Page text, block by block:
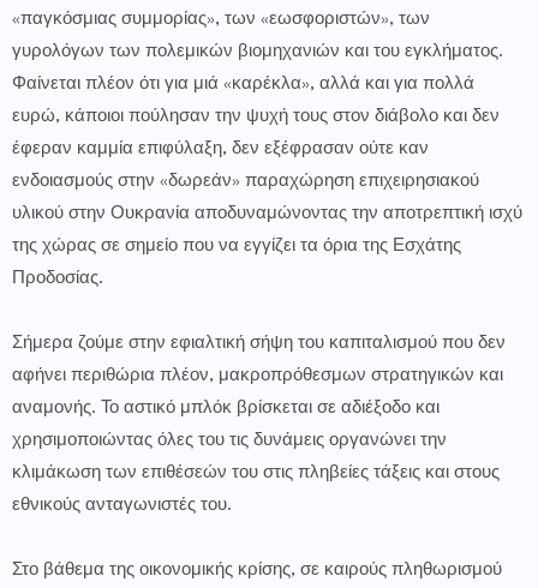
«παγκόσμιας συμμορίας», των «εωσφοριστών», των
γυρολόγων των πολεμικών βιομηχανιών και του εγκλήματος.
Φαίνεται πλέον ότι για μιά «καρέκλα», αλλά και για πολλά
ευρώ, κάποιοι πούλησαν την ψυχή τους στον διάβολο και δεν
έφεραν καμμία επιφύλαξη, δεν εξέφρασαν ούτε καν
ενδοιασμούς στην «δωρεάν» παραχώρηση επιχειρησιακού
υλικού στην Ουκρανία αποδυναμώνοντας την αποτρεπτική ισχύ
της χώρας σε σημείο που να εγγίζει τα όρια της Εσχάτης
Προδοσίας.
Σήμερα ζούμε στην εφιαλτική σήψη του καπιταλισμού που δεν
αφήνει περιθώρια πλέον, μακροπρόθεσμων στρατηγικών και
αναμονής. Το αστικό μπλόκ βρίσκεται σε αδιέξοδο και
χρησιμοποιώντας όλες του τις δυνάμεις οργανώνει την
κλιμάκωση των επιθέσεών του στις πληβείες τάξεις και στους
εθνικούς ανταγωνιστές του.
Στο βάθεμα της οικονομικής κρίσης, σε καιρούς πληθωρισμού